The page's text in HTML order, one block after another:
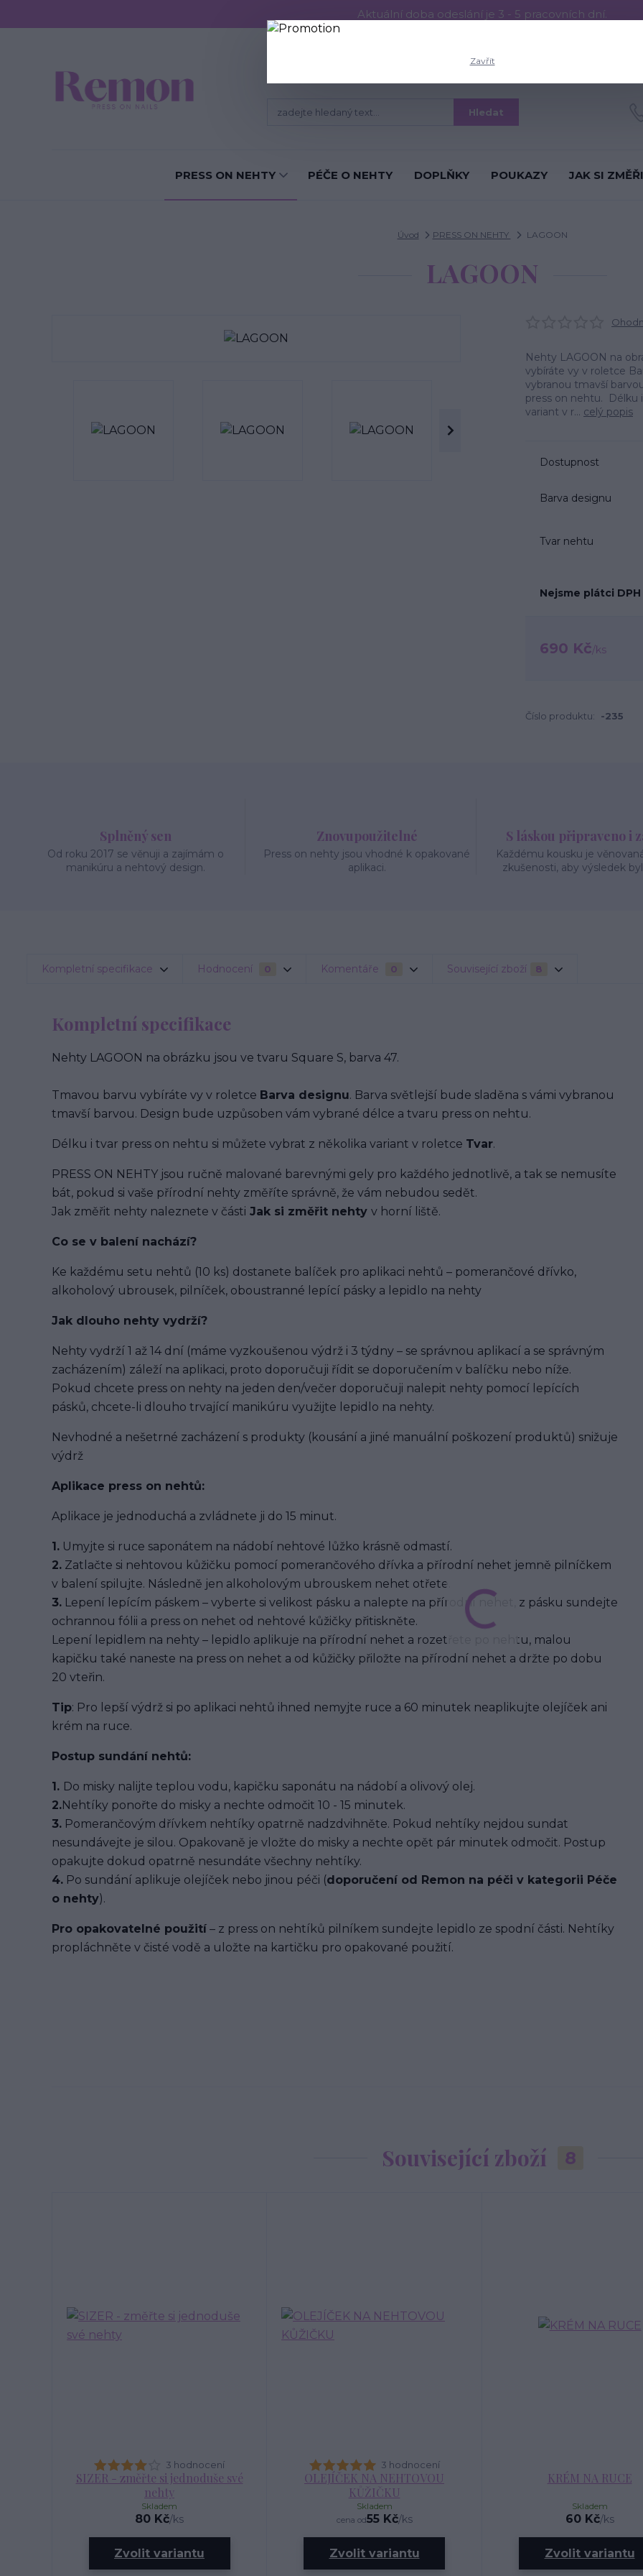
Aktuální doba odeslání je 3 - 5 pracovních dní.
Hledat
PRESS ON NEHTY PÉČE O NEHTY DOPLŇKY POUKAZY JAK SI
Úvod PRESS ON NEHTY LAGOON
LAGOON
Nehty LAGOON na
vybíráte vy v roletce
vybranou tmavší
press on nehtu. Délku
variant v r... celý popis
Dostupnost
Barva designu
Tvar nehtu
Nejsme plátci DPH
690 Kč/ks
Číslo produktu: -235
Splněný sen
Od roku 2017 se věnuji a zajímám o
manikúru a nehtový design.
Znovupoužitelné
Press on nehty jsou vhodné k opakované
aplikaci.
S láskou připraveno i
Každému kousku je
zkušenosti, aby výsledek
Kompletní specifikace Hodnocení 0 Komentáře 0 Související zboží 8
Kompletní specifikace
Nehty LAGOON na obrázku jsou ve tvaru Square S, barva 47.
Tmavou barvu vybíráte vy v roletce Barva designu. Barva světlejší bude sladěna s vámi vybranou
tmavší barvou. Design bude uzpůsoben vám vybrané délce a tvaru press on nehtu.
Délku i tvar press on nehtu si můžete vybrat z několika variant v roletce Tvar.
PRESS ON NEHTY jsou ručně malované barevnými gely pro každého jednotlivě, a tak se nemusíte
bát, pokud si vaše přírodní nehty změříte správně, že vám nebudou sedět.
Jak změřit nehty naleznete v části Jak si změřit nehty v horní liště.
Co se v balení nachází?
Ke každému setu nehtů (10 ks) dostanete balíček pro aplikaci nehtů – pomerančové dřívko,
alkoholový ubrousek, pilníček, oboustranné lepící pásky a lepidlo na nehty
Jak dlouho nehty vydrží?
Nehty vydrží 1 až 14 dní (máme vyzkoušenou výdrž i 3 týdny – se správnou aplikací a se správným
zacházením) záleží na aplikaci, proto doporučuji řídit se doporučením v balíčku nebo níže.
Pokud chcete press on nehty na jeden den/večer doporučuji nalepit nehty pomocí lepících
pásků, chcete-li dlouho trvající manikúru využijte lepidlo na nehty.
Nevhodné a nešetrné zacházení s produkty (kousání a jiné manuální poškození produktů) snižuje
výdrž
Aplikace press on nehtů:
Aplikace je jednoduchá a zvládnete ji do 15 minut.
1. Umyjte si ruce saponátem na nádobí nehtové lůžko krásně odmastí.
2. Zatlačte si nehtovou kůžičku pomocí pomerančového dřívka a přírodní nehet jemně pilníčkem
v balení spilujte. Následně jen alkoholovým ubrouskem nehet otřete.
3. Lepení lepícím páskem – vyberte si velikost pásku a nalepte na přírodní nehet, z pásku sundejte
ochrannou fólii a press on nehet od nehtové kůžičky přitiskněte.
Lepení lepidlem na nehty – lepidlo aplikuje na přírodní nehet a rozetřete po nehtu, malou
kapičku také naneste na press on nehet a od kůžičky přiložte na přírodní nehet a držte po dobu
20 vteřin.
Tip: Pro lepší výdrž si po aplikaci nehtů ihned nemyjte ruce a 60 minutek neaplikujte olejíček ani
krém na ruce.
Postup sundání nehtů:
1. Do misky nalijte teplou vodu, kapičku saponátu na nádobí a olivový olej.
2.Nehtíky ponořte do misky a nechte odmočit 10 - 15 minutek.
3. Pomerančovým dřívkem nehtíky opatrně nadzdvihněte. Pokud nehtíky nejdou sundat
nesundávejte je silou. Opakovaně je vložte do misky a nechte opět pár minutek odmočit. Postup
opakujte dokud opatrně nesundáte všechny nehtíky.
4. Po sundání aplikuje olejíček nebo jinou péči (doporučení od Remon na péči v kategorii Péče
o nehty).
Pro opakovatelné použití – z press on nehtíků pilníkem sundejte lepidlo ze spodní části. Nehtíky
propláchněte v čisté vodě a uložte na kartičku pro opakované použití.
Související zboží 8
3 hodnocení
SIZER - změřte si jednoduše své
nehty
80 Kč/ks
Skladem
Zvolit variantu
3 hodnocení
OLEJÍČEK NA NEHTOVOU
KŮŽIČKU
cena od55 Kč/ks
Skladem
Zvolit variantu
KRÉM NA RUCE
60 Kč/ks
Skladem
Zvolit variantu
Zavřít